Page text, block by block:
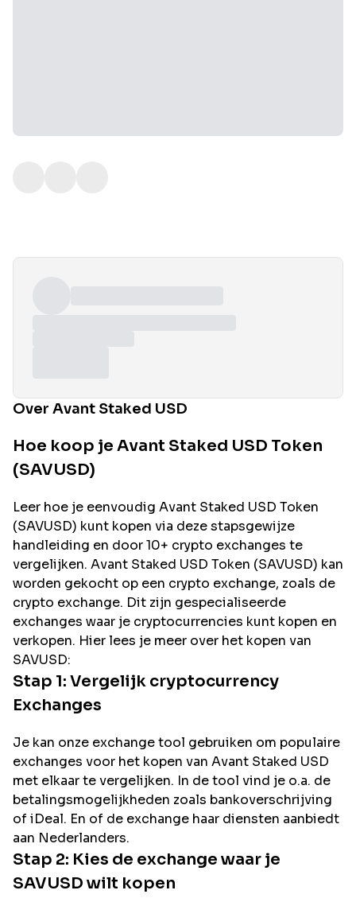
Over Avant Staked USD
Hoe koop je Avant Staked USD Token
(SAVUSD)
Leer hoe je eenvoudig Avant Staked USD Token
(SAVUSD) kunt kopen via deze stapsgewijze
handleiding en door 10+ crypto exchanges te
vergelijken. Avant Staked USD Token (SAVUSD) kan
worden gekocht op een crypto exchange, zoals de
crypto exchange. Dit zijn gespecialiseerde
exchanges waar je cryptocurrencies kunt kopen en
verkopen. Hier lees je meer over het kopen van
SAVUSD:
Stap 1: Vergelijk cryptocurrency
Exchanges
Je kan onze exchange tool gebruiken om populaire
exchanges voor het kopen van Avant Staked USD
met elkaar te vergelijken. In de tool vind je o.a. de
betalingsmogelijkheden zoals bankoverschrijving
of iDeal. En of de exchange haar diensten aanbiedt
aan Nederlanders.
Stap 2: Kies de exchange waar je
SAVUSD wilt kopen